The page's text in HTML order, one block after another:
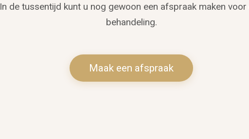
In de tussentijd kunt u nog gewoon een afspraak maken voor
behandeling.
Maak een afspraak